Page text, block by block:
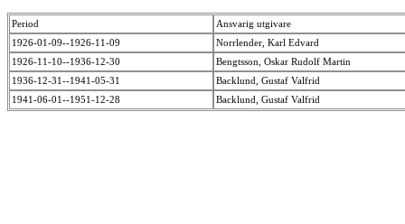
Period
Ansvarig utgivare
1926-01-09--1926-11-09
Norrlender, Karl Edvard
1926-11-10--1936-12-30
Bengtsson, Oskar Rudolf Martin
1936-12-31--1941-05-31
Backlund, Gustaf Valfrid
1941-06-01--1951-12-28
Backlund, Gustaf Valfrid